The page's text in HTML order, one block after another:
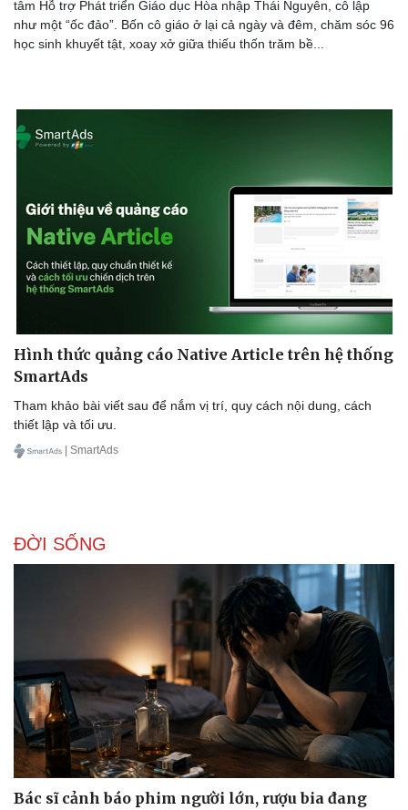
Thông tin doanh nghiệp
Doanh nghiệp 24h
Doanh nhân
Sành điệu
tâm Hỗ trợ Phát triển Giáo dục Hòa nhập Thái Nguyên, cô lập
như một “ốc đảo”. Bốn cô giáo ở lại cả ngày và đêm, chăm sóc 96
học sinh khuyết tật, xoay xở giữa thiếu thốn trăm bề...
Hình thức quảng cáo Native Article trên hệ thống
SmartAds
Tham khảo bài viết sau để nắm vị trí, quy cách nội dung, cách
thiết lập và tối ưu.
| SmartAds
ĐỜI SỐNG
Bác sĩ cảnh báo phim người lớn, rượu bia đang